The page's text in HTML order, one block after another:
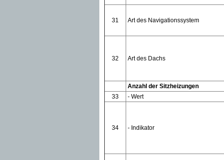
31 Art des Navigationssystem
32 Art des Dachs
Anzahl der Sitzheizungen
33
- Wert
34 - Indikator